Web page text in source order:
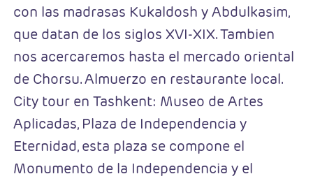
con las madrasas Kukaldosh y Abdulkasim,
que datan de los siglos XVI-XIX. Tambien
nos acercaremos hasta el mercado oriental
de Chorsu. Almuerzo en restaurante local.
City tour en Tashkent: Museo de Artes
Aplicadas, Plaza de Independencia y
Eternidad, esta plaza se compone el
Monumento de la Independencia y el